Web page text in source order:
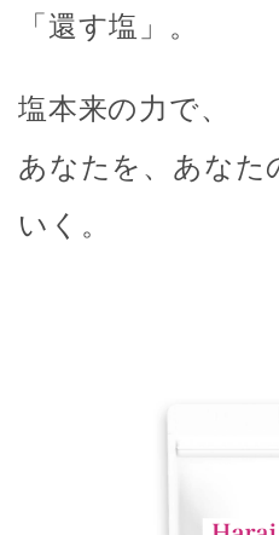
「還す塩」。
塩本来の力で、
あなたを、あなた
いく。